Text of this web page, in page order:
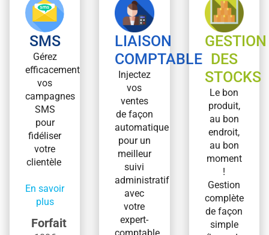
SMS
Gérez
efficacement
vos
campagnes
SMS
pour
fidéliser
votre
clientèle
En savoir
plus
Forfait
LIAISON
COMPTABLE
Injectez
vos
ventes
de façon
automatique
pour un
meilleur
suivi
administratif
avec
votre
expert-
GESTION
DES
STOCKS
Le bon
produit,
au bon
endroit,
au bon
moment
!
Gestion
complète
de façon
simple